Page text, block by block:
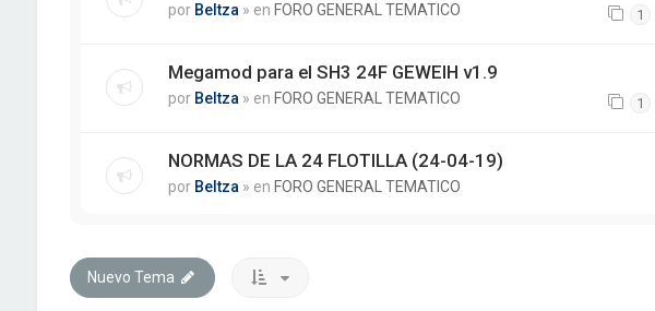
por Beltza » en FORO GENERAL TEMATICO 1
Megamod para el SH3 24F GEWEIH v1.9
por Beltza » en FORO GENERAL TEMATICO 1
NORMAS DE LA 24 FLOTILLA (24-04-19)
por Beltza » en FORO GENERAL TEMATICO
Nuevo Tema